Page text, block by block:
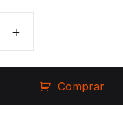
Comprar